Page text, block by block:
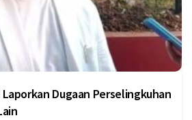
Laporkan Dugaan Perselingkuhan